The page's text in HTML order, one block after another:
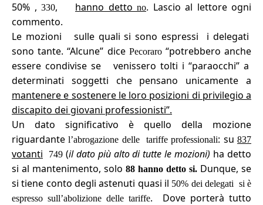
50% , 330, hanno detto no. Lascio al lettore ogni
commento.
Le mozioni sulle quali si sono espressi i delegati
sono tante. “Alcune” dice Pecoraro“potrebbero anche
essere condivise se venissero tolti i “paraocchi” a
determinati soggetti che pensano unicamente a
mantenere e sostenere le loro posizioni di privilegio a
discapito dei giovani professionisti”.
Un dato significativo è quello della mozione
riguardantel’abrogazione delle tariffe professionali: su837
votanti 749(il dato più alto di tutte le mozioni) ha detto
si al mantenimento, solo 88 hanno detto si. Dunque, se
si tiene conto degli astenuti quasi il 50% dei delegati si è
espresso sull’abolizione delle tariffe. Dove porterà tutto